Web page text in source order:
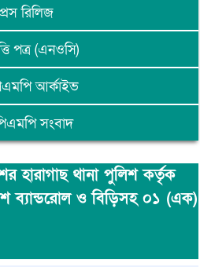
রিলিজ
পত্র (এনওসি)
আর্কাইভ
সংবাদ
হারাগাছ থানা পুলিশ কর্তৃক
ব্যান্ডরোল ও বিড়িসহ ০১ (এক)